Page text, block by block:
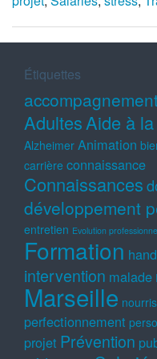
Étiquettes
AdultesAide à
Alzheimer Animation
carrière connaissance
Connaissances
développement
entretien Evolution
Formation
intervention malade
Marseille
perfectionnement
projet Prévention